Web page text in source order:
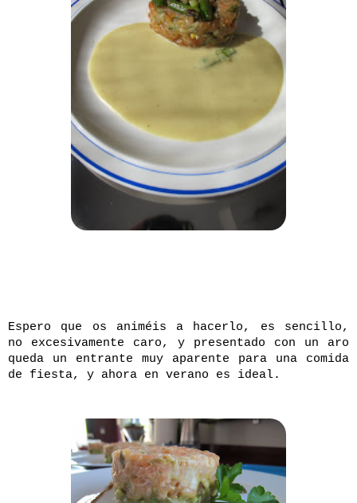
Espero que os animéis a hacerlo, es sencillo,
no excesivamente caro, y presentado con un aro
queda un entrante muy aparente para una comida
de fiesta, y ahora en verano es ideal.